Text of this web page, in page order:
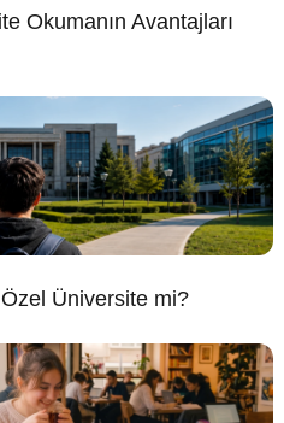
Okumanın Avantajları
Üniversite mi?